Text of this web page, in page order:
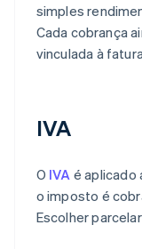
simples
Cada cobrança
vinculada à
IVA
O IVA é aplicado
o imposto é
Escolher